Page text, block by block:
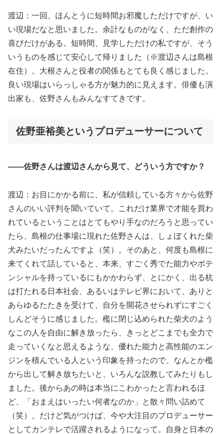
渡辺：一回、ほんとうに短時間お邪魔しただけですが、い
い現場だなと思いました。余計なものがなく、ただ創作の
喜びだけがある。短時間、見学しただけの私ですが、そう
いうものを感じて安心して帰りました（※渡辺さんは島根
在住）。大根さんと役者の関係もとても良く感じました。
良い現場はいらっしゃる方が魅力的に見えます。俳優も演
出家も、佐野さんもみんなすてきです。
佐野亜裕美というプロデューサーについて
――佐野さんは渡辺さんから見て、どういう方ですか？
渡辺：お目にかかる前に、私が信頼している方々から佐野
さんのいい評判を聞いていて。これだけ業界で才能を買わ
れているということはとてもやり手なのだろうと思ってい
たら、島根の仕事場に現れた佐野さんは、しょぼくれた柴
犬みたいだったんですよ（笑）。そのあと、何度も島根に
来てくれて話していると、本来、すごく秀でた能力やポテ
ンシャルを持っているにもかかわらず、とにかく、出る杭
は打たれる日本社会、あるいはテレビ界において、ありと
あらゆるたたきを受けて、自分を開花させられずにすごく
しんどそうに感じました。檻に閉じ込められた柴犬のよう
なこの人を自由に解き放ったら、きっとどこまでも全力で
走っていくなと思えるような、優れた能力と高性能のエン
ジンを積んでいる人という印象を持ったので、なんとか檻
から出して解き放ちたいと、いろんな説教してみたりもし
ました。後からあの時は本当にこわかったと言われるほ
ど、「おまえはいったい何者なのか」と散々問い詰めて
（笑）。だけど気がつけば、今や大注目のプロデューサー
としてカンテレで活躍されるようになって。自身と日本の